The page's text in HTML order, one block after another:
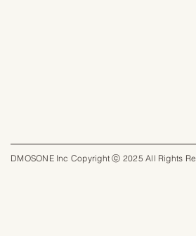
DMOSONE Inc Copyright ⓒ 2025 All Rights